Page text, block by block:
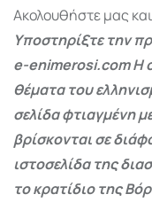
Ακολουθήστε μας
Υποστηρίξτε την
e-enimerosi.com Η
θέματα του
σελίδα φτιαγμένη
βρίσκονται σε
ιστοσελίδα της
το κρατίδιο της